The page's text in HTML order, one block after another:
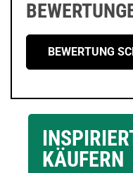
BEWERTUNG
KÄUFERN